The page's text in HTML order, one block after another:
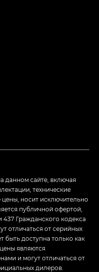
данном сайте, включая
технические
цены, носит исключительно
публичной офертой,
Гражданского кодекса
отличаться от серийных
быть доступна только как
являются
и могут отличаться от
дилеров.